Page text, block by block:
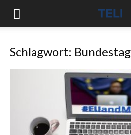
Schlagwort: Bundestag